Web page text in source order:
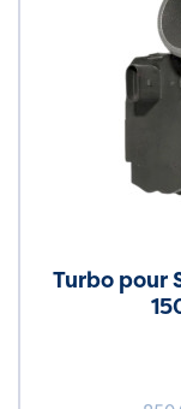
Turbo pour